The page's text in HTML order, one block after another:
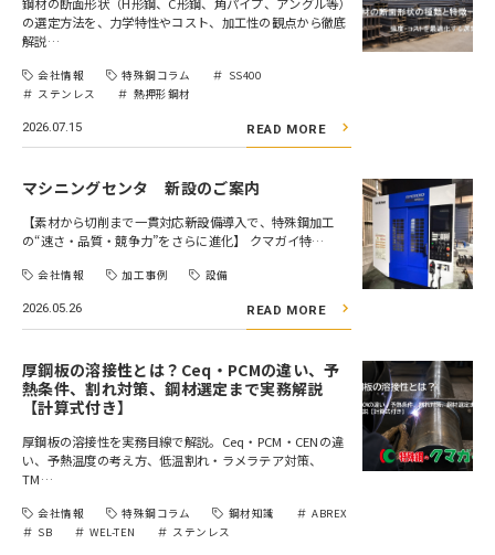
の選定方法を、力学特性やコスト、加工性の観点から徹底
解説…
会社情報 特殊鋼コラム
SS400
ステンレス
熱押形鋼材
2026.07.15 READ MORE
マシニングセンタ 新設のご案内
【素材から切削まで一貫対応――新設備導入で、特殊鋼加工
の“速さ・品質・競争力”をさらに進化】 クマガイ特…
会社情報 加工事例 設備
2026.05.26 READ MORE
厚鋼板の溶接性とは？Ceq・PCMの違い、予
熱条件、割れ対策、鋼材選定まで実務解説
【計算式付き】
厚鋼板の溶接性を実務目線で解説。Ceq・PCM・CENの違
い、予熱温度の考え方、低温割れ・ラメラテア対策、
TM…
会社情報 特殊鋼コラム 鋼材知識
ABREX
SB
WEL-TEN ステンレス